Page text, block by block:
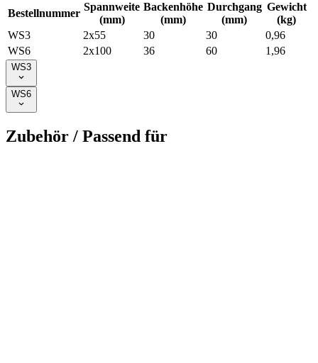
Bestellnummer
Spannweite
(mm)
Backenhöhe
(mm)
Durchgang
(mm)
Gewicht
(kg)
WS3
2x55 30 30
0,96
WS6
2x100 36 60 1,96
WS3
WS6
Zubehör / Passend für